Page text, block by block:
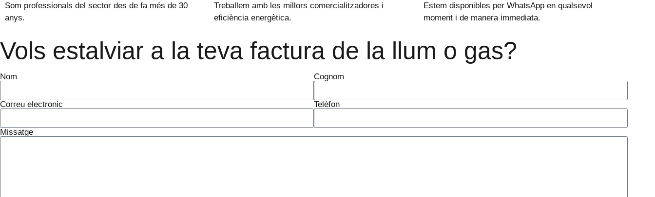
Som professionals del sector des de fa més de 30
anys.
Treballem amb les millors comercialitzadores i
eficiència energètica.
Estem disponibles per WhatsApp en qualsevol
moment i de manera immediata.
Vols estalviar a la teva factura de la llum o gas?
Nom Cognom
Correu electronic Telèfon
Missatge